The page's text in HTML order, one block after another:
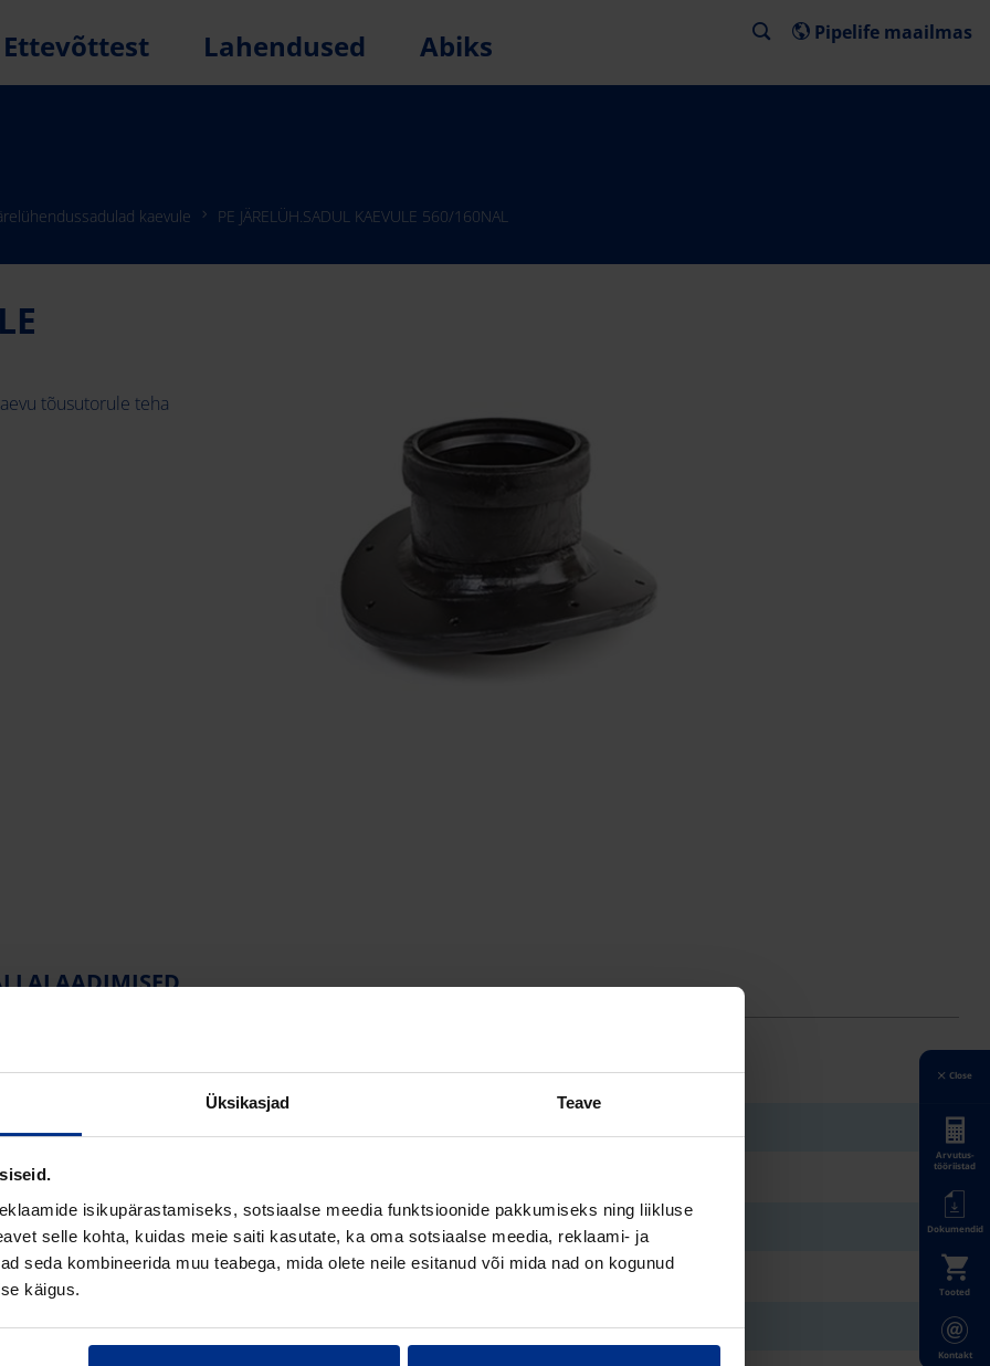
Üksikasjad Teave
isikupärastamiseks, sotsiaalse meedia funktsioonide pakkumiseks ning liikluse
selle kohta, kuidas meie saiti kasutate, ka oma sotsiaalse meedia, reklaami- ja
seda kombineerida muu teabega, mida olete neile esitanud või mida nad on kogunud
käigus.
Ettevõttest Lahendused Abiks Pipelife maailmas
kaevule PE JÄRELÜH.SADUL KAEVULE 560/160NAL
tõusutorule teha
mm
mm
Close
Arvutus-
tööriistad
Dokumendid
Tooted
Kontakt